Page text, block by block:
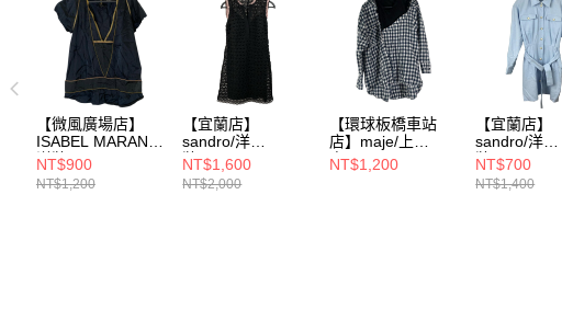
【微風廣場店】
ISABEL MARANT/
洋裝/1/1501
NT$900
NT$1,200
【宜蘭店】
sandro/洋
裝/34/R20162E-
20
NT$1,600
NT$2,000
【環球板橋車站
店】maje/上
身/1/E19RAPRI
NT$1,200
【宜蘭店】
sandro/洋
裝/FREE/
1886-4111
NT$700
NT$1,400